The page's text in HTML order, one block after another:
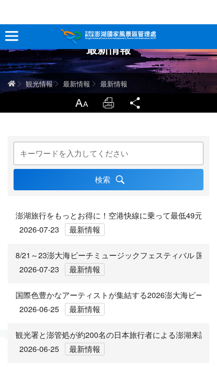
跳
到
主
要
內
容
観光情報
澎湖を深く知る
当サイトについて
中文版
ไทย Bahasa indonesia
最新情報
ホーム
観光情報 最新情報 最新情報
LargrType Print
請輸入關鍵字
澎湖旅行をもっとお得に！空港快線に乗って最低49元
2026-07-23
最新情報
8/21～23澎大海ビーチミュージックフェスティバル 国
2026-07-23
最新情報
国際色豊かなアーティストが集結する2026澎大海ビー
2026-06-25
最新情報
観光署と澎管処が約200名の日本旅行者による澎湖来訪
2026-06-25
最新情報